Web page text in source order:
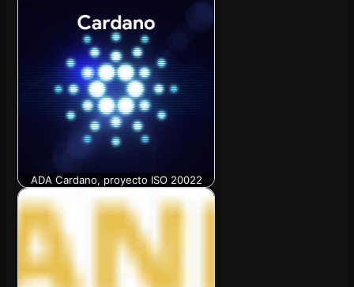
ADA Cardano, proyecto ISO 20022